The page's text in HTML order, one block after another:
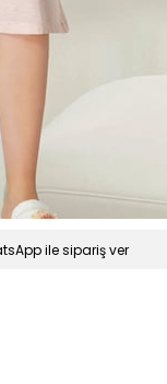
ile sipariş ver